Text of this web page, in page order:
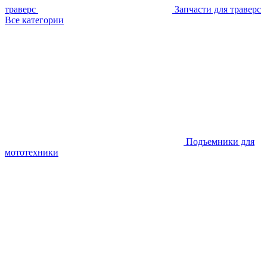
траверс
Запчасти для траверс
Все категории
Подъемники для
мототехники